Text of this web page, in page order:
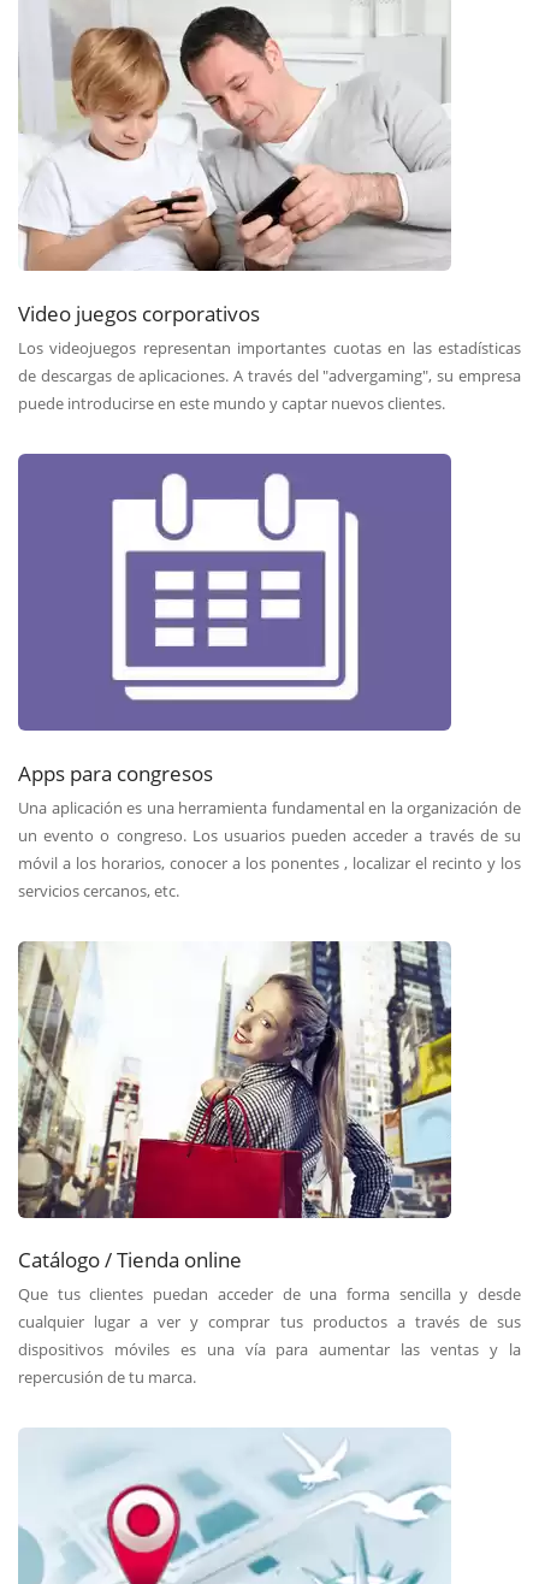
Video juegos corporativos
Los videojuegos representan importantes cuotas en las estadísticas
de descargas de aplicaciones. A través del "advergaming", su empresa
puede introducirse en este mundo y captar nuevos clientes.
Apps para congresos
Una aplicación es una herramienta fundamental en la organización de
un evento o congreso. Los usuarios pueden acceder a través de su
móvil a los horarios, conocer a los ponentes , localizar el recinto y los
servicios cercanos, etc.
Catálogo / Tienda online
Que tus clientes puedan acceder de una forma sencilla y desde
cualquier lugar a ver y comprar tus productos a través de sus
dispositivos móviles es una vía para aumentar las ventas y la
repercusión de tu marca.